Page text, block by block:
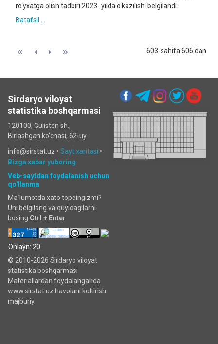
ro‘yxatga olish tadbiri 2023- yilda o‘kazilishi belgilandi.
Batafsil ...
603-sahifa 606 dan
Sirdaryo viloyat
statistika boshqarmasi
120100, Guliston sh.,
Birlashgan ko‘chаsi, 62-uy
info@sirstat.uz • Sayt xaritasi •
Bizga xabar yuboring
Veb-saytdan foydalanish uchun
qo'llanma
Ma`lumotda xato topdingizmi?
Uni belgilang va quyidagilarni
bosing Ctrl + Enter
Onlayn: 20
© 2010-2026 Sirdaryo viloyat
statistika boshqarmasi
Materiallardan foydalanganda
www.sirstat.uz havolani keltirish
majburiy.